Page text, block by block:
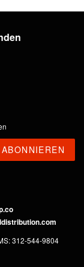
ABONNIEREN
312-544-9804